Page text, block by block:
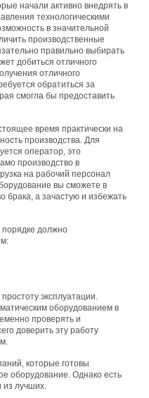
начали активно внедрять в
технологическими
в значительной
производственные
правильно выбирать
добиться отличного
отличного
обратиться за
смогла бы предоставить
время практически на
производства. Для
оператор, это
производство в
на рабочий персонал
вы сможете в
брака, а зачастую и избежать
должно
эксплуатации.
оборудованием в
проверять и
доверить эту работу
которые готовы
оборудование. Однако есть
из лучших.